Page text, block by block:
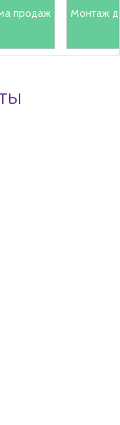
продаж Монтаж